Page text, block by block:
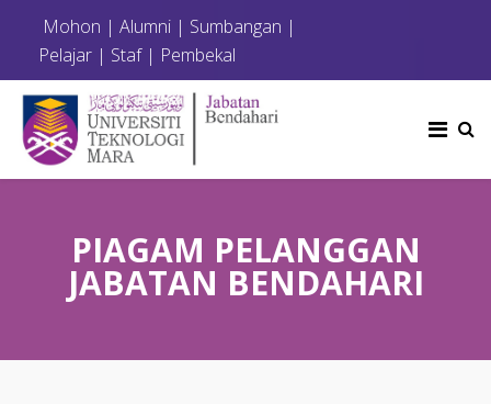
Mohon | Alumni | Sumbangan |
Pelajar | Staf| Pembekal
PIAGAM PELANGGAN
JABATAN BENDAHARI